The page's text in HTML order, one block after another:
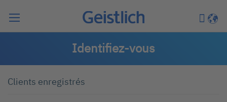
Mon
Identifiez-vous
Clients enregistrés